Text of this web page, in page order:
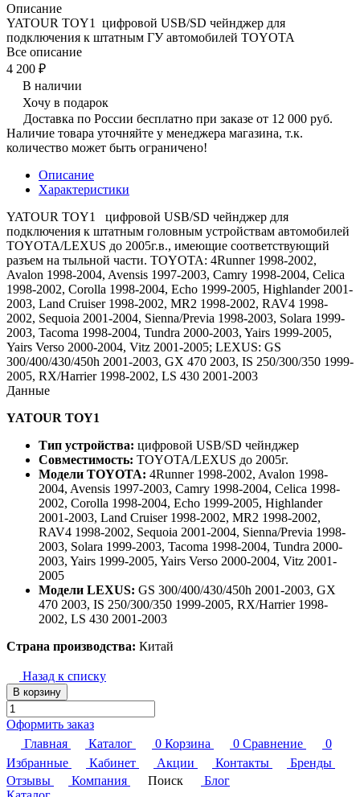
Описание
YATOUR TOY1 цифровой USB/SD чейнджер для
подключения к штатным ГУ автомобилей TOYOTA
Все описание
4 200 ₽
В наличии
Хочу в подарок
Доставка по России бесплатно при заказе от 12 000 руб.
Наличие товара уточняйте у менеджера магазина, т.к.
количество может быть ограничено!
Описание
Характеристики
YATOUR TOY1 цифровой USB/SD чейнджер для
подключения к штатным головным устройствам автомобилей
TOYOTA/LEXUS до 2005г.в., имеющие соответствующий
разъем на тыльной части. TOYOTA: 4Runner 1998-2002,
Avalon 1998-2004, Avensis 1997-2003, Camry 1998-2004, Celica
1998-2002, Corolla 1998-2004, Echo 1999-2005, Highlander 2001-
2003, Land Cruiser 1998-2002, MR2 1998-2002, RAV4 1998-
2002, Sequoia 2001-2004, Sienna/Previa 1998-2003, Solara 1999-
2003, Tacoma 1998-2004, Tundra 2000-2003, Yairs 1999-2005,
Yairs Verso 2000-2004, Vitz 2001-2005; LEXUS: GS
300/400/430/450h 2001-2003, GX 470 2003, IS 250/300/350 1999-
2005, RX/Harrier 1998-2002, LS 430 2001-2003
Данные
YATOUR TOY1
Тип устройства: цифровой USB/SD чейнджер
Совместимость: TOYOTA/LEXUS до 2005г.
Модели TOYOTA: 4Runner 1998-2002, Avalon 1998-
2004, Avensis 1997-2003, Camry 1998-2004, Celica 1998-
2002, Corolla 1998-2004, Echo 1999-2005, Highlander
2001-2003, Land Cruiser 1998-2002, MR2 1998-2002,
RAV4 1998-2002, Sequoia 2001-2004, Sienna/Previa 1998-
2003, Solara 1999-2003, Tacoma 1998-2004, Tundra 2000-
2003, Yairs 1999-2005, Yairs Verso 2000-2004, Vitz 2001-
2005
Модели LEXUS: GS 300/400/430/450h 2001-2003, GX
470 2003, IS 250/300/350 1999-2005, RX/Harrier 1998-
2002, LS 430 2001-2003
Страна производства: Китай
Назад к списку
В корзину
Оформить заказ
Главная
Каталог 0 Корзина 0 Сравнение
0
Избранные
Кабинет Акции Контакты
Бренды
Отзывы
Компания Поиск
Блог